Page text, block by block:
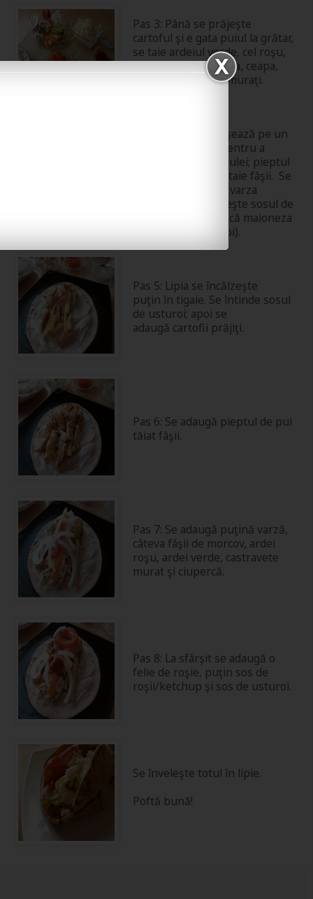
Pas 3: Până se prăjeşte
cartoful şi e gata puiul la grătar,
se taie ardeiul verde, cel roşu,
morcovul, ciupercuţa, ceapa,
roşia şi castraveţii muraţi.
Pas 4: Cartofii se aşează pe un
servet de hârtie, pentru a
elimina excesul de ulei; pieptul
de pui la grătar se taie fâşii. Se
adaugă sare peste varza
tăiată şi se pregăteşte sosul de
usturoi (se amestecă maioneza
cu praful de usturoi).
Pas 5: Lipia se încălzeşte
puţin în tigaie. Se întinde sosul
de usturoi; apoi se
adaugă cartofii prăjiţi.
Pas 6: Se adaugă pieptul de pui
tăiat fâşii.
Pas 7: Se adaugă puţină varză,
câteva fâşii de morcov, ardei
roşu, ardei verde, castravete
murat şi ciupercă.
Pas 8: La sfârşit se adaugă o
felie de roşie, puţin sos de
roşii/ketchup şi sos de usturoi.
Se înveleşte totul în lipie.
Poftă bună!